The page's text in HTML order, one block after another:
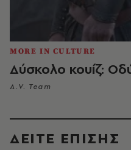
MORE IN CULTURE
Δύσκολο κουίζ:
A.V. Team
ΔΕΙΤΕ ΕΠΙΣΗΣ